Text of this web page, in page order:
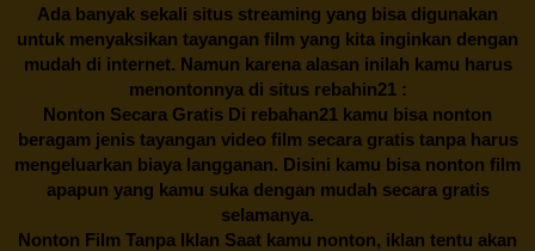
Ada banyak sekali situs streaming yang bisa digunakan
untuk menyaksikan tayangan film yang kita inginkan dengan
mudah di internet. Namun karena alasan inilah kamu harus
menontonnya di situs rebahin21 :
Nonton Secara Gratis Di rebahan21 kamu bisa nonton
beragam jenis tayangan video film secara gratis tanpa harus
mengeluarkan biaya langganan. Disini kamu bisa nonton film
apapun yang kamu suka dengan mudah secara gratis
selamanya.
Nonton Film Tanpa Iklan Saat kamu nonton, iklan tentu akan